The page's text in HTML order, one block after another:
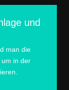
und
man die
in der